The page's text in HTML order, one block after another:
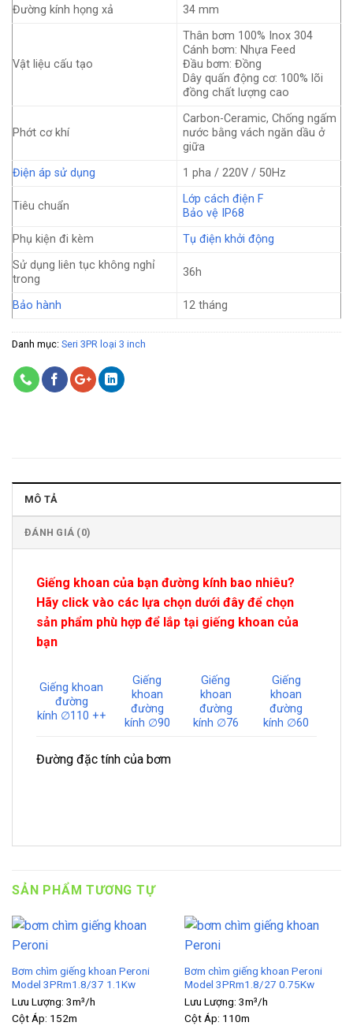
Đường kính họng xả
34 mm
Vật liệu cấu tạo
Thân bơm 100% Inox 304
Cánh bơm: Nhựa Feed
Đầu bơm: Đồng
Dây quấn động cơ: 100% lõi
đồng chất lượng cao
Phớt cơ khí
Carbon-Ceramic, Chống ngấm
nước bằng vách ngăn dầu ở
giữa
Điện áp sử dụng
1 pha / 220V / 50Hz
Tiêu chuẩn
Lớp cách điện F
Bảo vệ IP68
Phụ kiện đi kèm
Tụ điện khởi động
Sử dụng liên tục không nghỉ
trong
36h
Bảo hành 12 tháng
Danh mục: Seri 3PR loại 3 inch
MÔ TẢ
ĐÁNH GIÁ (0)
Giếng khoan của bạn đường kính bao nhiêu?
Hãy click vào các lựa chọn dưới đây để chọn
sản phẩm phù hợp để lắp tại giếng khoan của
bạn
Giếng khoan
đường
kính ∅110 ++
Giếng
khoan
đường
kính ∅90
Giếng
khoan
đường
kính ∅76
Giếng
khoan
đường
kính ∅60
Đường đặc tính của bơm
SẢN PHẨM TƯƠNG TỰ
Bơm chìm giếng khoan Peroni
Model 3PRm1.8/37 1.1Kw
Lưu Lượng: 3m³/h
Cột Áp: 152m
Bơm chìm giếng khoan Peroni
Model 3PRm1.8/27 0.75Kw
Lưu Lượng: 3m³/h
Cột Áp: 110m